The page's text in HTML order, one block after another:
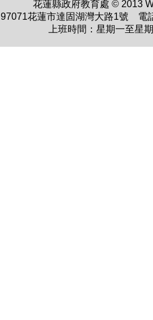
花蓮縣政府教育處 © 2013
97071花蓮市達固湖灣大路1號 電
上班時間：星期一至星